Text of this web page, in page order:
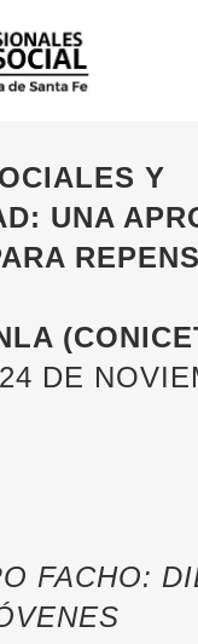
Y
UNA
DE
FACHO: